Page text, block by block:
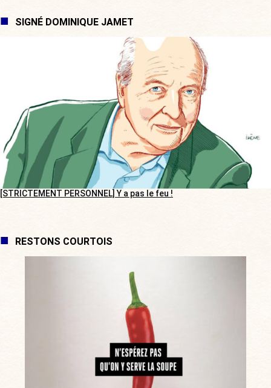
SIGNÉ DOMINIQUE JAMET
[STRICTEMENT PERSONNEL] Y a pas le feu !
RESTONS COURTOIS